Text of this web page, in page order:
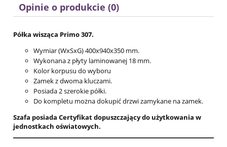
Opinie o produkcie (0)
Półka wisząca Primo 307.
Wymiar (WxSxG) 400x940x350 mm.
Wykonana z płyty laminowanej 18 mm.
Kolor korpusu do wyboru
Zamek z dwoma kluczami.
Posiada 2 szerokie półki.
Do kompletu można dokupić drzwi zamykane na zamek.
Szafa posiada Certyfikat dopuszczający do użytkowania w
jednostkach oświatowych.